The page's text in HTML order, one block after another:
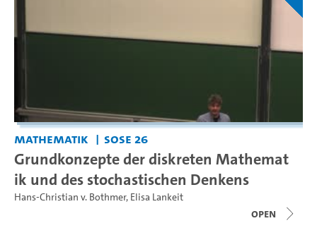
Mathematik SoSe 26
Grundkonzepte der diskreten Mathemat
ik und des stochastischen Denkens
Hans-Christian v. Bothmer, Elisa Lankeit
open